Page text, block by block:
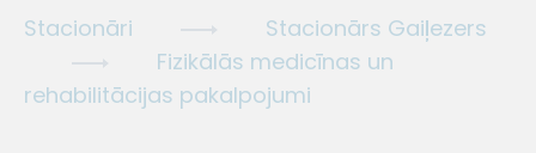
Stacionāri
Stacionārs Gaiļezers
Fizikālās medicīnas un
rehabilitācijas pakalpojumi